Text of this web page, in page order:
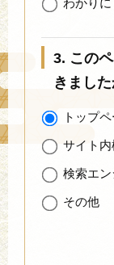
3. この
きました
トップ
サイト
検索エ
その他